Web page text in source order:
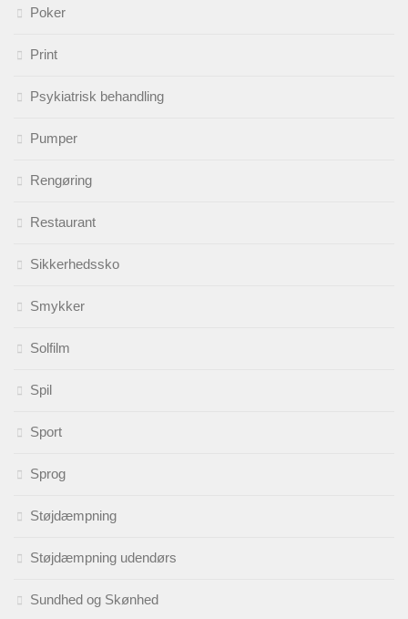
Poker
Print
Psykiatrisk behandling
Pumper
Rengøring
Restaurant
Sikkerhedssko
Smykker
Solfilm
Spil
Sport
Sprog
Støjdæmpning
Støjdæmpning udendørs
Sundhed og Skønhed